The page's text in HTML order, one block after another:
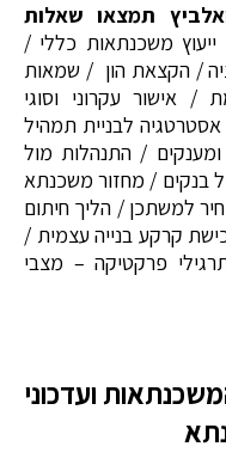
תמצאו שאלות
משכנתאות כללי /
/ הקצאת הון / שמאות
אישור עקרוני וסוגי
לבניית תמהיל
/ התנהלות מול
בנקים / מחזור משכנתא
למשתכן / הליך חיתום
קרקע בנייה עצמית /
פרקטיקה – מצבי
ועדכוני